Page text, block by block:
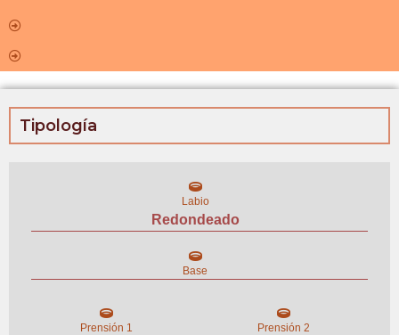
Tipología
Labio
Redondeado
Base
Prensión 1 Prensión 2